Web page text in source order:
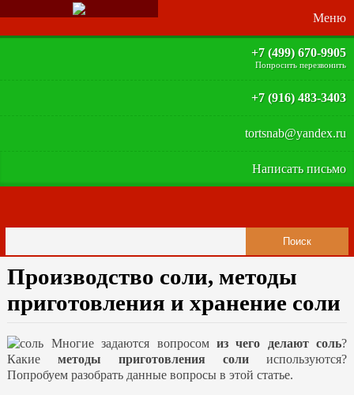
+7 (499) 670-9905
Попросить перезвонить
+7 (916) 483-3403
tortsnab@yandex.ru
Написать письмо
Производство соли, методы
приготовления и хранение соли
Многие задаются вопросом из чего делают соль?
Какие методы приготовления соли используются?
Попробуем разобрать данные вопросы в этой статье.